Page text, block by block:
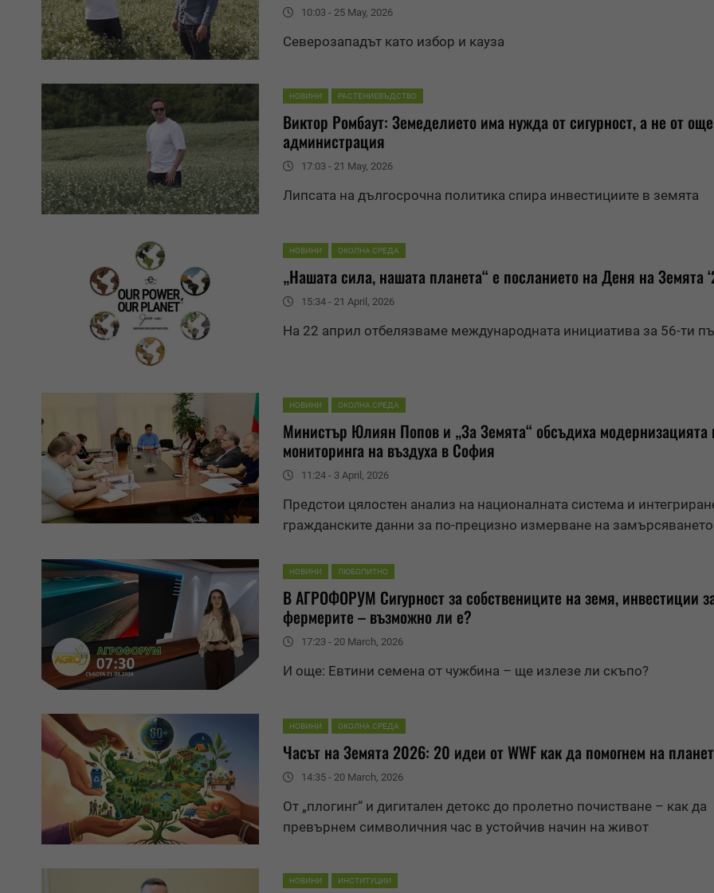
10:03 - 25 May, 2026
Северозападът като избор и кауза
НОВИНИ РАСТЕНИЕВЪДСТВО
Виктор Ромбаут: Земеделието има нужда от сигурност, а не от още
администрация
17:03 - 21 May, 2026
Липсата на дългосрочна политика спира инвестициите в земята
НОВИНИ ОКОЛНА СРЕДА
„Нашата сила, нашата планета“ е посланието на Деня на Земята
15:34 - 21 April, 2026
На 22 април отбелязваме международната инициатива за 56-ти
НОВИНИ ОКОЛНА СРЕДА
Министър Юлиян Попов и „За Земята“ обсъдиха модернизацията
мониторинга на въздуха в София
11:24 - 3 April, 2026
Предстои цялостен анализ на националната система и
гражданските данни за по-прецизно измерване на замърсяването
НОВИНИ ЛЮБОПИТНО
В АГРОФОРУМ Сигурност за собствениците на земя, инвестиции
фермерите – възможно ли е?
17:23 - 20 March, 2026
И още: Евтини семена от чужбина – ще излезе ли скъпо?
НОВИНИ ОКОЛНА СРЕДА
Часът на Земята 2026: 20 идеи от WWF как да помогнем на
14:35 - 20 March, 2026
От „плогинг“ и дигитален детокс до пролетно почистване – как да
превърнем символичния час в устойчив начин на живот
НОВИНИ ИНСТИТУЦИИ